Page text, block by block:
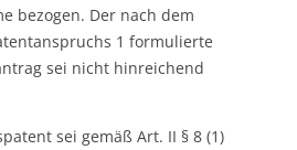
bezogen. Der nach dem
1 formulierte
sei nicht hinreichend
sei gemäß Art. II § 8 (1)